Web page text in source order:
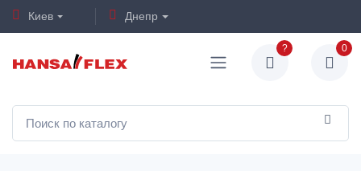
Киев Днепр
? 0